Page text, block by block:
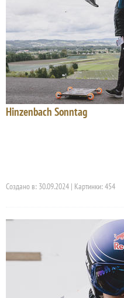
Hinzenbach Sonntag
Создано в: 30.09.2024 | Картинки: 454